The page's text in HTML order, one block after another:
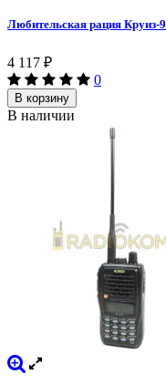
Любительская рация Круиз-9
4 117 ₽
0
В корзину
В наличии